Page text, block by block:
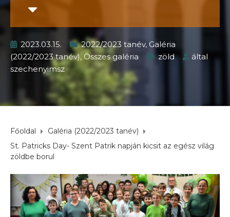
2023.03.15. 2022/2023 tanév, Galéria
(2022/2023 tanév), Összes galéria zöld
által
szechenyimsz
Főoldal
Galéria (2022/2023 tanév)
St. Patricks Day- Szent Patrik napján kicsit az egész világ
zöldbe borul